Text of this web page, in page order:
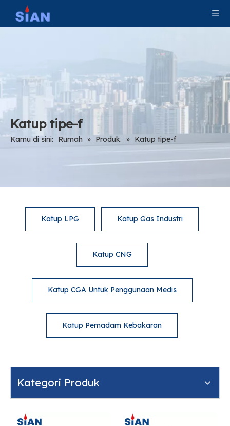
Katup tipe-f
Kamu di sini: Rumah » Produk. » Katup tipe-f
Katup LPG Katup Gas Industri
Katup CNG
Katup CGA Untuk Penggunaan Medis
Katup Pemadam Kebakaran
Kategori Produk